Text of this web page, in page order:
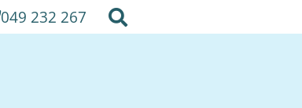
049 232 267